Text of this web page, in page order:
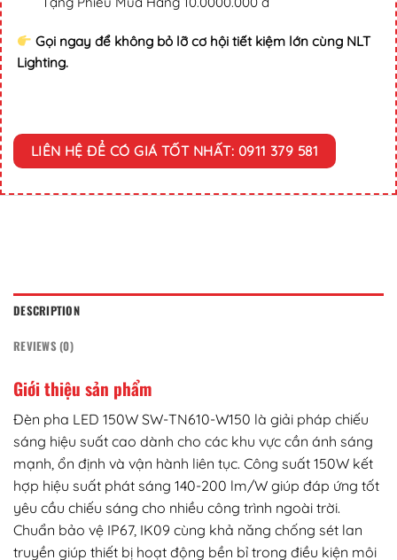
Gọi ngay để không bỏ lỡ cơ hội tiết kiệm lớn cùng NLT
Lighting.
LIÊN HỆ ĐỂ CÓ GIÁ TỐT NHẤT: 0911 379 581
DESCRIPTION
REVIEWS (0)
Giới thiệu sản phẩm
Đèn pha LED 150W SW-TN610-W150 là giải pháp chiếu
sáng hiệu suất cao dành cho các khu vực cần ánh sáng
mạnh, ổn định và vận hành liên tục. Công suất 150W kết
hợp hiệu suất phát sáng 140-200 lm/W giúp đáp ứng tốt
yêu cầu chiếu sáng cho nhiều công trình ngoài trời.
Chuẩn bảo vệ IP67, IK09 cùng khả năng chống sét lan
truyền giúp thiết bị hoạt động bền bỉ trong điều kiện môi